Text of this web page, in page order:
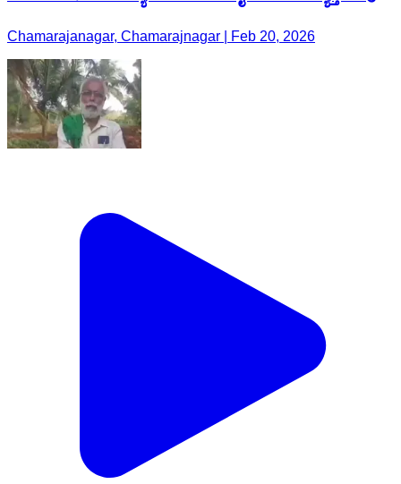
Chamarajanagar, Chamarajnagar | Feb 20, 2026